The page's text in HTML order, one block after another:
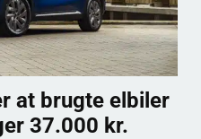
at brugte elbiler
37.000 kr.